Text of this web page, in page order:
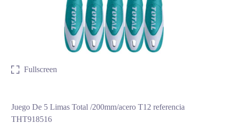
Fullscreen
Juego De 5 Limas Total /200mm/acero T12 referencia
THT918516